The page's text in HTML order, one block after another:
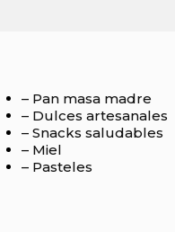
– Pan masa madre
– Dulces artesanales
– Snacks saludables
– Miel
– Pasteles